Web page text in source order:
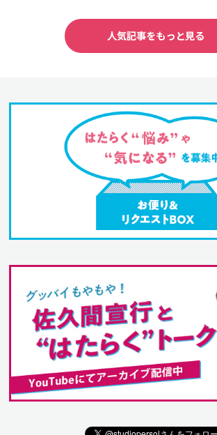
人気記事をもっと見る